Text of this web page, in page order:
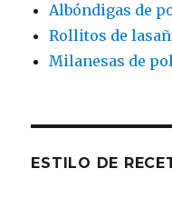
Albóndigas de
Rollitos de
Milanesas de
ESTILO DE